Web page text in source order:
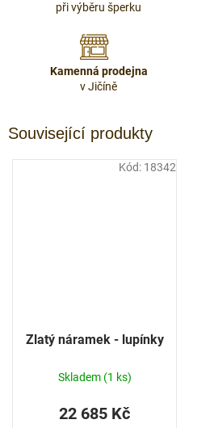
při výběru šperku
Kamenná prodejna
v Jičíně
Související produkty
Zlatý náramek - lupínky
Skladem (1 ks)
22 685 Kč
Kód: 18342